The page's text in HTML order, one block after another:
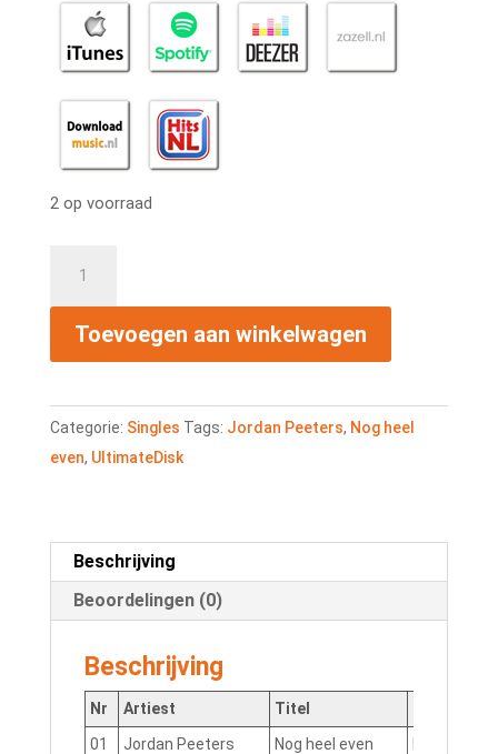
2 op voorraad
Nog
even
aantal
Toevoegen aan winkelwagen
Categorie: Singles Tags: Jordan Peeters, Nog heel
even, UltimateDisk
Beschrijving
Beoordelingen (0)
Beschrijving
Nr Artiest Titel
01
Jordan Peeters Nog heel even